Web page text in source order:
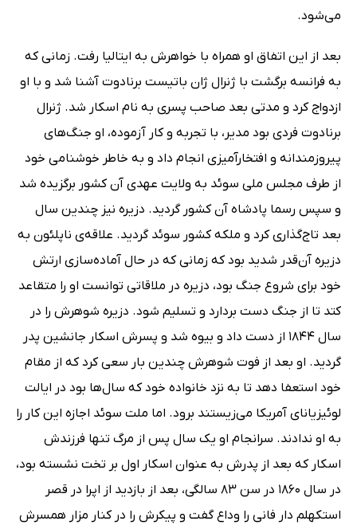
می‌شود.
بعد از این اتفاق او همراه با خواهرش به ایتالیا رفت. زمانی که
به فرانسه برگشت با ژنرال ژان باتیست برنادوت آشنا شد و با او
ازدواج کرد و مدتی بعد صاحب پسری به نام اسکار شد. ژنرال
برنادوت فردی بود مدیر، با تجربه و کار آزموده، او جنگ‌های
پیروزمندانه و افتخارآمیزی انجام داد و به خاطر خوشنامی خود
از طرف مجلس ملی سوئد به ولایت عهدی آن کشور برگزیده شد
و سپس رسما پادشاه آن کشور گردید. دزیره نیز چندین سال
بعد تاج‌گذاری کرد و ملکه کشور سوئد گردید. علاقه‌ی ناپلئون به
دزیره آن‌قدر شدید بود که زمانی که در حال آماده‌سازی ارتش
خود برای شروع جنگ بود، دزیره در ملاقاتی توانست او را متقاعد
کتد تا از جنگ دست بردارد و تسلیم شود. دزیره شوهرش را در
سال 1844 از دست داد و بیوه شد و پسرش اسکار جانشین پدر
گردید. او بعد از فوت شوهرش چندین بار سعی کرد که از مقام
خود استعفا دهد تا به نزد خانواده خود که سال‌ها بود در ایالت
لوئیزیانای آمریکا می‌زیستند برود. اما ملت سوئد اجازه این کار را
به او ندادند. سرانجام او یک سال پس از مرگ تنها فرزندش
اسکار که بعد از پدرش به عنوان اسکار اول بر تخت نشسته بود،
در سال 1860 در سن 83 سالگی، بعد از بازدید از اپرا در قصر
استکهلم دار فانی را وداع گفت و پیکرش را در کنار مزار همسرش